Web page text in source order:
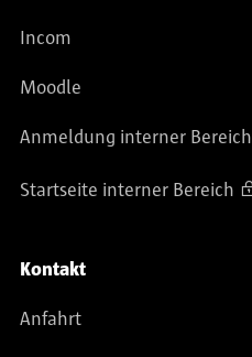
Incom
Moodle
Anmeldung interner Bereich
Startseite interner Bereich
Kontakt
Anfahrt